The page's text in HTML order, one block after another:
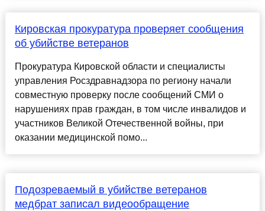
Кировская прокуратура проверяет сообщения
об убийстве ветеранов
Прокуратура Кировской области и специалисты
управления Росздравнадзора по региону начали
совместную проверку после сообщений СМИ о
нарушениях прав граждан, в том числе инвалидов и
участников Великой Отечественной войны, при
оказании медицинской помо...
Подозреваемый в убийстве ветеранов
медбрат записал видеообращение